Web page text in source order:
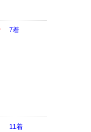
7着
11着